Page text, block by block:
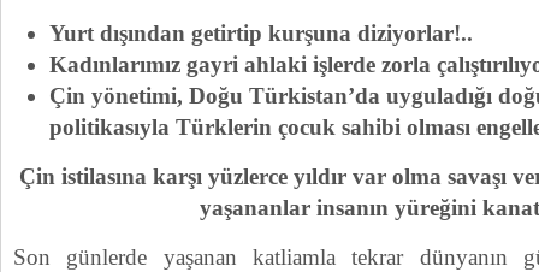
Yurt dışından getirtip kurşuna diziyorlar!..
Kadınlarımız gayri ahlaki işlerde zorla
Çin yönetimi, Doğu Türkistan’da uyguladığı
politikasıyla Türklerin çocuk sahibi olması
Çin istilasına karşı yüzlerce yıldır var olma savaşı
yaşananlar insanın yüreğini
Son günlerde yaşanan katliamla tekrar dünyanın